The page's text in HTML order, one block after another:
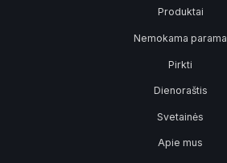
Produktai
Nemokama parama
Pirkti
Dienoraštis
Svetainės
Apie mus